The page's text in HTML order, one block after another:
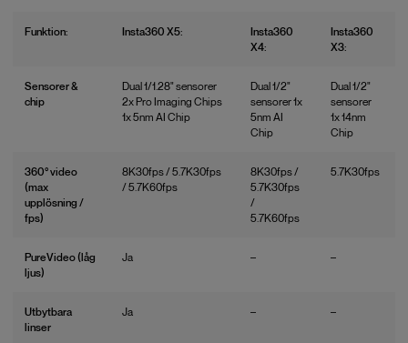
Funktion: Insta360 X5:
Insta360
X4:
Insta360
X3:
Sensorer &
chip
Dual 1/1.28" sensorer
2x Pro Imaging Chips
1x 5nm AI Chip
Dual 1/2"
sensorer 1x
5nm AI
Chip
Dual 1/2"
sensorer
1x 14nm
Chip
360° video
(max
upplösning /
fps)
8K30fps / 5.7K30fps
/ 5.7K60fps
8K30fps /
5.7K30fps
/
5.7K60fps
5.7K30fps
PureVideo (låg
ljus)
Ja – –
Utbytbara
linser
Ja – –